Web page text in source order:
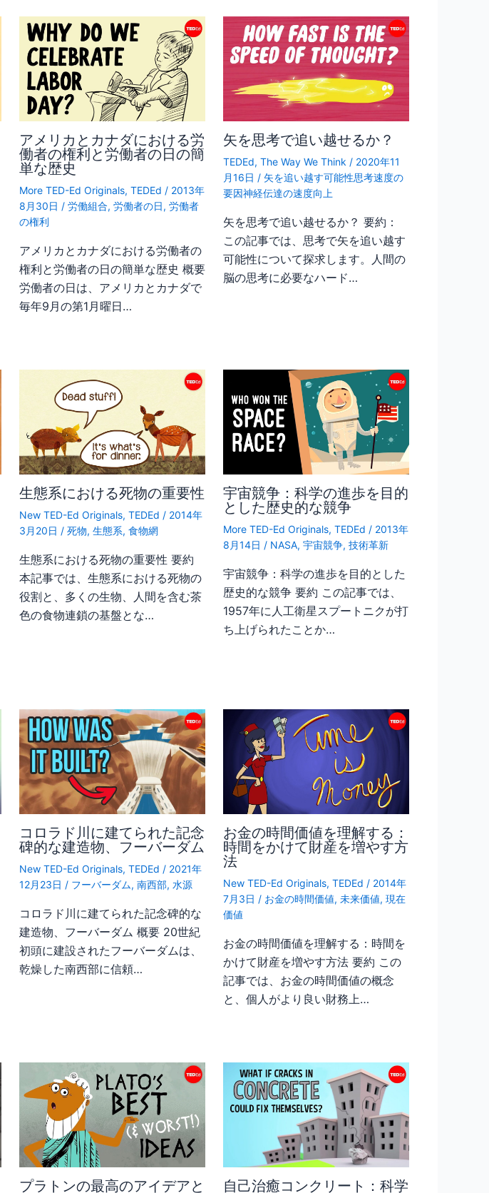
アメリカとカナダにおける労
働者の権利と労働者の日の簡
単な歴史
More TED-Ed Originals, TEDEd / 2013年
8月30日 / 労働組合, 労働者の日, 労働者
の権利
アメリカとカナダにおける労働者の
権利と労働者の日の簡単な歴史 概要
労働者の日は、アメリカとカナダで
毎年9月の第1月曜日…
矢を思考で追い越せるか？
TEDEd, The Way We Think / 2020年11
月16日 / 矢を追い越す可能性思考速度の
要因神経伝達の速度向上
矢を思考で追い越せるか？ 要約：
この記事では、思考で矢を追い越す
可能性について探求します。人間の
脳の思考に必要なハード…
生態系における死物の重要性
New TED-Ed Originals, TEDEd / 2014年
3月20日 / 死物, 生態系, 食物網
生態系における死物の重要性 要約
本記事では、生態系における死物の
役割と、多くの生物、人間を含む茶
色の食物連鎖の基盤とな…
宇宙競争：科学の進歩を目的
とした歴史的な競争
More TED-Ed Originals, TEDEd / 2013年
8月14日 / NASA, 宇宙競争, 技術革新
宇宙競争：科学の進歩を目的とした
歴史的な競争 要約 この記事では、
1957年に人工衛星スプートニクが打
ち上げられたことか…
コロラド川に建てられた記念
碑的な建造物、フーバーダム
New TED-Ed Originals, TEDEd / 2021年
12月23日 / フーバーダム, 南西部, 水源
コロラド川に建てられた記念碑的な
建造物、フーバーダム 概要 20世紀
初頭に建設されたフーバーダムは、
乾燥した南西部に信頼…
お金の時間価値を理解する：
時間をかけて財産を増やす方
法
New TED-Ed Originals, TEDEd / 2014年
7月3日 / お金の時間価値, 未来価値, 現在
価値
お金の時間価値を理解する：時間を
かけて財産を増やす方法 要約 この
記事では、お金の時間価値の概念
と、個人がより良い財務上…
プラトンの最高のアイデアと
自己治癒コンクリート：科学